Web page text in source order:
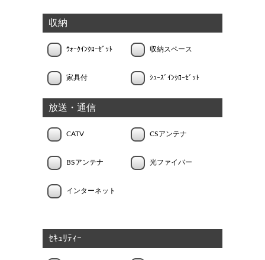
収納
ｳｫｰｸｲﾝｸﾛｰｾﾞｯﾄ 収納スペース
家具付 ｼｭｰｽﾞｲﾝｸﾛｰｾﾞｯﾄ
放送・通信
CATV CSアンテナ
BSアンテナ 光ファイバー
インターネット
ｾｷｭﾘﾃｨｰ